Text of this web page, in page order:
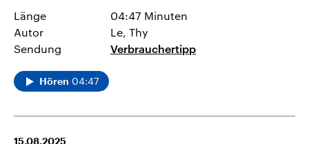
Länge
04:47 Minuten
Autor
Le, Thy
Sendung
Verbrauchertipp
Hören 04:47
15.08.2025